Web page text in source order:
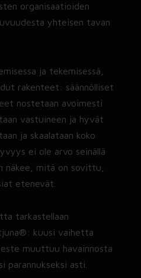
organisaatioiden
yhteisen tavan
ja tekemisessä,
rakenteet: säännölliset
nostetaan avoimesti
vastuineen ja hyvät
ja skaalataan koko
ei ole arvo seinällä
näkee, mitä on sovittu,
etenevät.
tarkastellaan
kuusi vaihetta
muuttuu havainnosta
parannukseksi asti.
omilla asioilla
–
arki
ensimmäiset
työn